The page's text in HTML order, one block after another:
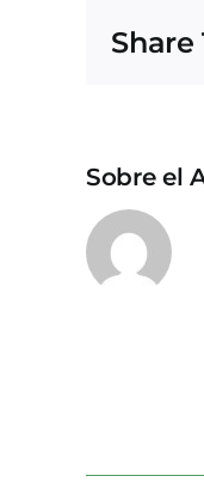
Share
Sobre el